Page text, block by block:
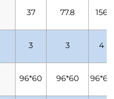
37 77.8 156
3 3 4
96*60 96*60 96*60